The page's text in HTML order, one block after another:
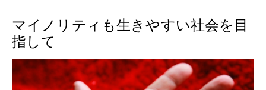
マイノリティも生きやすい社会を目
指して